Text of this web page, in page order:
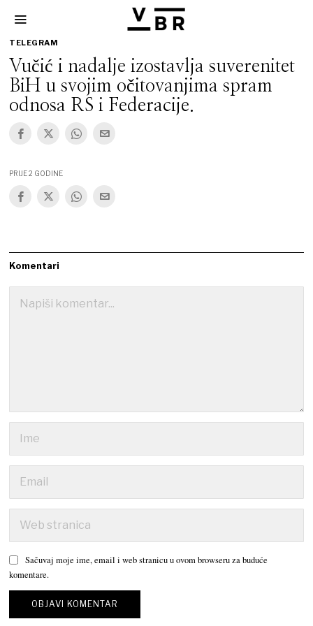
TELEGRAM
Vučić i nadalje izostavlja suverenitet
BiH u svojim očitovanjima spram
odnosa RS i Federacije.
PRIJE 2 GODINE
Komentari
Sačuvaj moje ime, email i web stranicu u ovom browseru za buduće
komentare.